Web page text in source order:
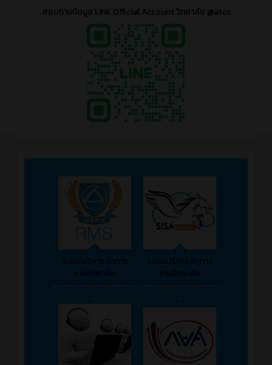
สอบถามข้อมูล LINE Official Account วิทยาลัย @atcc
ระบบบริหารจัดการ
งานวิทยาลัย
ระบบบริหารจัดการ
งานวิทยาลัย
--------------------
-
-------------------
-